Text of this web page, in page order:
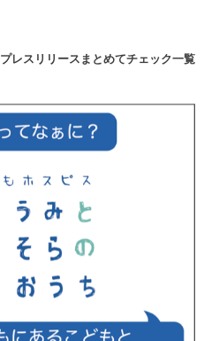
プレスリリースまとめてチェック一覧